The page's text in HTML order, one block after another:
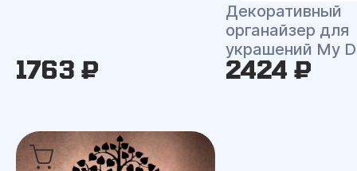
1763 ₽
Декоративный
органайзер для
украшений My
2424 ₽